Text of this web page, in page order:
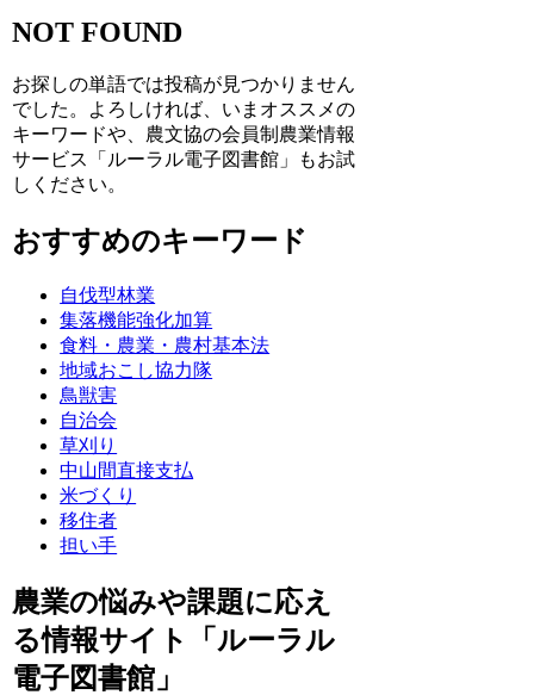
NOT FOUND
お探しの単語では投稿が見つかりません
でした。よろしければ、いまオススメの
キーワードや、農文協の会員制農業情報
サービス「ルーラル電子図書館」もお試
しください。
おすすめのキーワード
自伐型林業
集落機能強化加算
食料・農業・農村基本法
地域おこし協力隊
鳥獣害
自治会
草刈り
中山間直接支払
米づくり
移住者
担い手
農業の悩みや課題に応え
る情報サイト「ルーラル
電子図書館」